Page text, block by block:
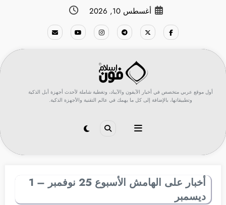
أغسطس 10, 2026
أول موقع عربي متخصص في أخبار الآيفون والآيباد، وتغطية شاملة لأحدث أجهزة أبل الذكية
وتطبيقاتها، بالإضافة إلى كل ما يهمك في عالم التقنية والأجهزة الذكية.
أخبار على الهامش الأسبوع 25 نوفمبر – 1
ديسمبر